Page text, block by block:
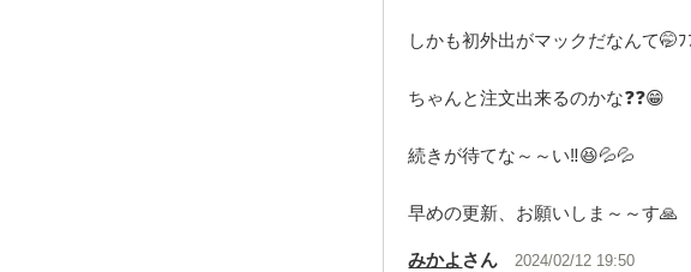
しかも初外出がマックだなんて🤭ﾌ
ちゃんと注文出来るのかな❓️❓️😁
続きが待てな～～い‼️😆💦💦
早めの更新、お願いしま～～す🙏
みかよ さん 2024/02/12 19:50